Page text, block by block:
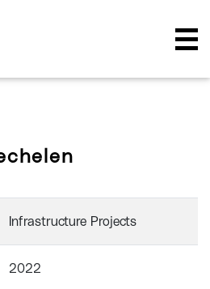
Infrastructure Projects
2022